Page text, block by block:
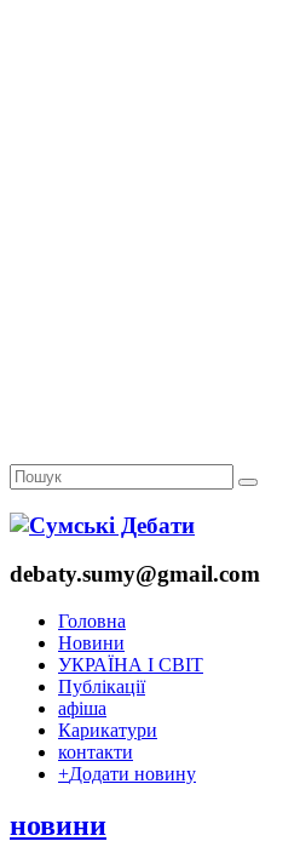
debaty.sumy@gmail.com
Головна
Новини
УКРАЇНА І СВІТ
Публікації
афіша
Карикатури
контакти
+Додати новину
новини